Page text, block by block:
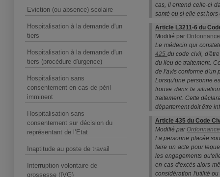
Eviction (ou absence) scolaire
Hospitalisation à la demande d'un
tiers
Hospitalisation à la demande d'un
tiers (procédure d'urgence)
Hospitalisation sans
consentement en cas de péril
imminent
Hospitalisation sans
consentement sur décision du
représentant de l’Etat
Inaptitude au poste de travail
Interruption volontaire de
grossesse (IVG)
cas, il entend celle-ci
santé ou si elle est
Article L3211-6 du
Modifié par
Le médecin qui
425 du code civil,
du lieu de traitement.
de l'avis conforme d'un
Lorsqu'une personne
trouve dans la
traitement. Cette
département doit être
Article 435 du Code
Modifié par
La personne placée
faire un acte pour
les engagements
en cas d'excès alors
considération l'utilité